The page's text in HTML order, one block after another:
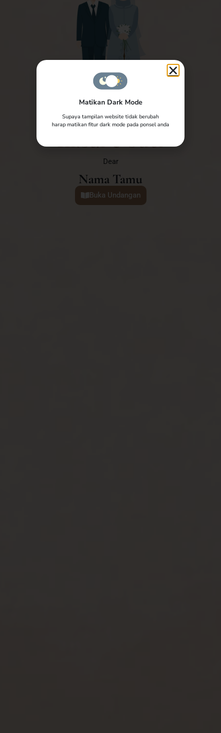
The Wedding Of
Aksal & Suci
Dear
Nama Tamu
Buka Undangan
Matikan Dark Mode
Supaya tampilan website tidak berubah
harap matikan fitur dark mode pada ponsel anda